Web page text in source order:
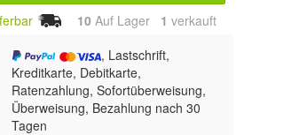
10 Auf Lager 1 verkauft
, Lastschrift,
Kreditkarte, Debitkarte,
Ratenzahlung, Sofortüberweisung,
Überweisung, Bezahlung nach 30
Tagen